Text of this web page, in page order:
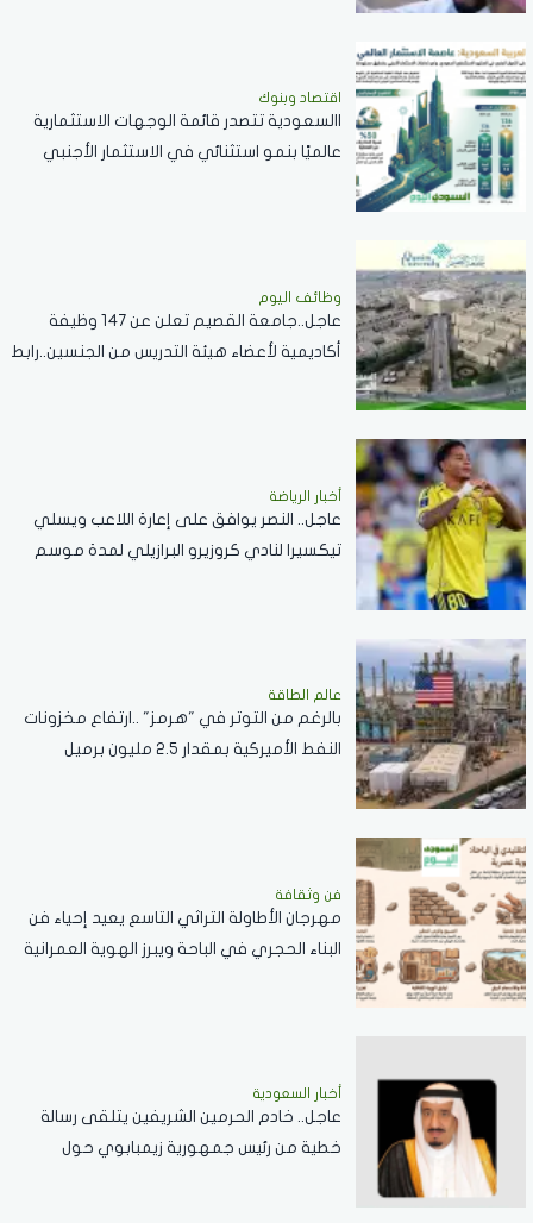
اقتصاد وبنوك
االسعودية تتصدر قائمة الوجهات الاستثمارية
عالميًا بنمو استثنائي في الاستثمار الأجنبي
وظائف اليوم
عاجل..جامعة القصيم تعلن عن 147 وظيفة
أكاديمية لأعضاء هيئة التدريس من الجنسين..رابط
أخبار الرياضة
عاجل.. النصر يوافق على إعارة اللاعب ويسلي
تيكسيرا لنادي كروزيرو البرازيلي لمدة موسم
عالم الطاقة
بالرغم من التوتر في "هرمز" ..ارتفاع مخزونات
النفط الأميركية بمقدار 2.5 مليون برميل
فن وثقافة
مهرجان الأطاولة التراثي التاسع يعيد إحياء فن
البناء الحجري في الباحة ويبرز الهوية العمرانية
أخبار السعودية
عاجل.. خادم الحرمين الشريفين يتلقى رسالة
خطية من رئيس جمهورية زيمبابوي حول